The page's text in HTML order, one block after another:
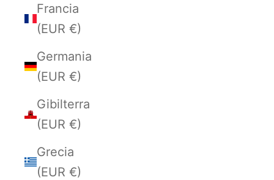
Francia
(EUR €)
Germania
(EUR €)
Gibilterra
(EUR €)
Grecia
(EUR €)